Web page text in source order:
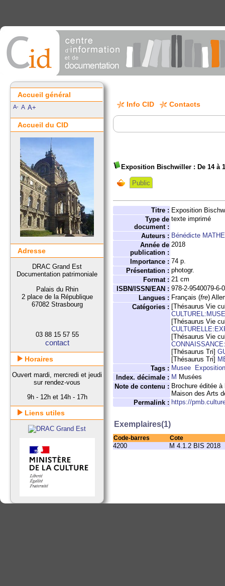
Info CID Contacts
Exposition Bischwiller : De 14 à
Public
Titre : Exposition
Type de
document :
texte imprimé
Auteurs : Bénédicte
Année de
publication :
2018
Importance : 74 p.
Présentation : photogr.
Format : 21 cm
ISBN/ISSN/EAN : 978-2-9540079-6-0
Langues : Français (fre)
Catégories : [Thésaurus Vie
[Thésaurus Vie
[Thésaurus Vie
[Thésaurus Tri]
[Thésaurus Tri]
Tags : Musee
Index. décimale : M Musées
Note de contenu : Brochure éditée
Maison des Arts
Permalink : https://
Exemplaires(1)
Code-barres Cote
4200 M 4.1.2 BIS 2018
Accueil général
A- A A+
Accueil du CID
Adresse
DRAC Grand Est
Documentation patrimoniale
Palais du Rhin
2 place de la République
67082 Strasbourg
03 88 15 57 55
contact
Horaires
Ouvert mardi, mercredi et jeudi
sur rendez-vous
9h - 12h et 14h - 17h
Liens utiles